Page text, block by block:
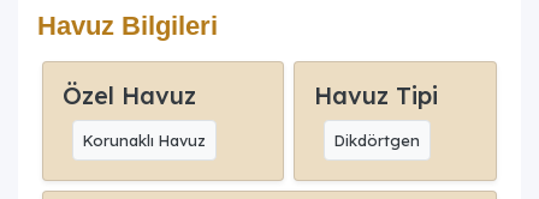
Havuz Bilgileri
Özel Havuz
Korunaklı Havuz
Havuz Tipi
Dikdörtgen